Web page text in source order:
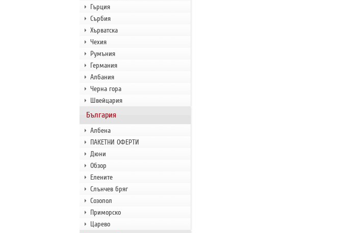
Гърция
Сърбия
Хърватска
Чехия
Румъния
Германия
Албания
Черна гора
Швейцария
България
Албена
ПАКЕТНИ ОФЕРТИ
Дюни
Обзор
Елените
Слънчев бряг
Созопол
Приморско
Царево